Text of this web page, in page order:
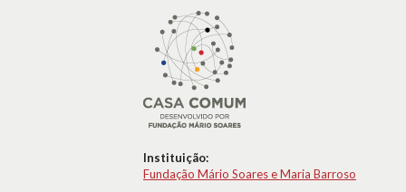
Instituição:
Fundação Mário Soares e Maria Barroso